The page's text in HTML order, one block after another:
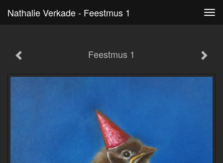
Nathalie Verkade - Feestmus 1
Feestmus 1